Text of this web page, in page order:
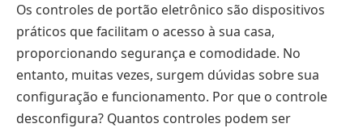
Os controles de portão eletrônico são dispositivos
práticos que facilitam o acesso à sua casa,
proporcionando segurança e comodidade. No
entanto, muitas vezes, surgem dúvidas sobre sua
configuração e funcionamento. Por que o controle
desconfigura? Quantos controles podem ser